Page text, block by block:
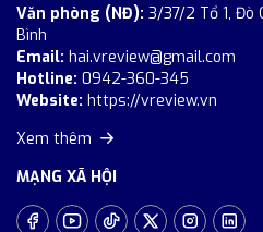
Văn phòng (NĐ): 3/37/2 Tổ 1, Đò
Bình
Email: hai.vreview@gmail.com
Hotline: 0942-360-345
Website: https://vreview.vn
Xem thêm
MẠNG XÃ HỘI